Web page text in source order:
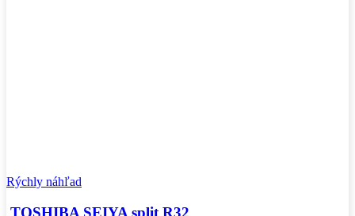
Rýchly náhľad
TOSHIBA SEIYA split R32